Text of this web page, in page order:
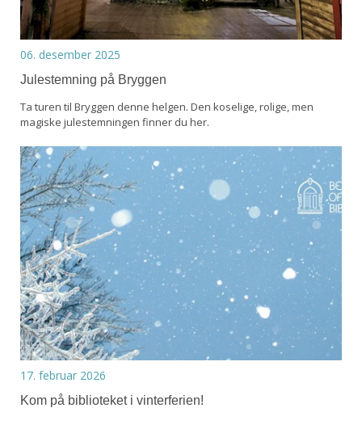
06. desember 2025
Julestemning på Bryggen
Ta turen til Bryggen denne helgen. Den koselige, rolige, men
magiske julestemningen finner du her.
17. februar 2026
Kom på biblioteket i vinterferien!